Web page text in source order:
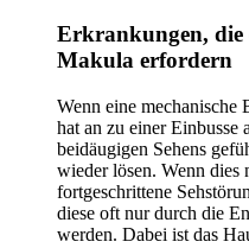
Erkrankungen, die
Makula erfordern
Wenn eine mechanische
hat an zu einer Einbusse
beidäugigen Sehens
wieder lösen. Wenn dies
fortgeschrittene
diese oft nur durch die
werden. Dabei ist das